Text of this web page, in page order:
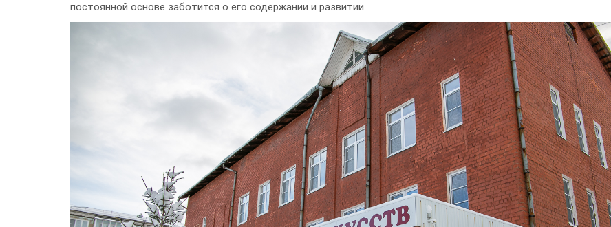
постоянной основе заботится о его содержании и развитии.